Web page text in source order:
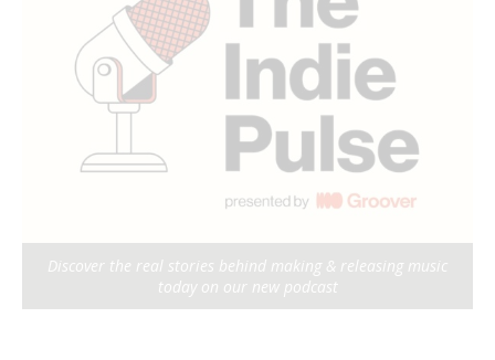
Discover the real stories behind making & releasing music
today on our new podcast